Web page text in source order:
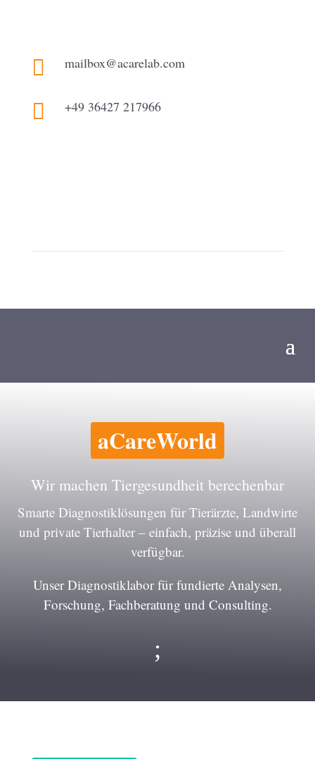
 mailbox@acarelab.com
 +49 36427 217966
aCareWorld
Wir machen Tiergesundheit berechenbar
Smarte Diagnostiklösungen für Tierärzte, Landwirte
und private Tierhalter – einfach, präzise und überall
verfügbar.
Unser Diagnostiklabor für fundierte Analysen,
Forschung, Fachberatung und Consulting.
;